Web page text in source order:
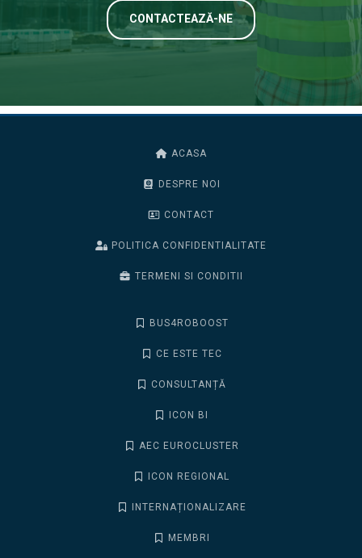
CONTACTEAZĂ-NE
ACASA
DESPRE NOI
CONTACT
POLITICA CONFIDENTIALITATE
TERMENI SI CONDITII
BUS4ROBOOST
CE ESTE TEC
CONSULTANȚĂ
ICON BI
AEC EUROCLUSTER
ICON REGIONAL
INTERNAȚIONALIZARE
MEMBRI